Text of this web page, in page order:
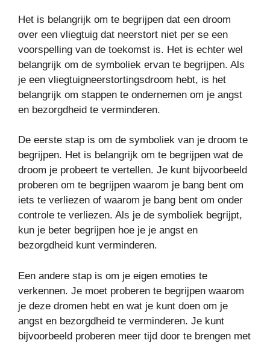
Het is belangrijk om te begrijpen dat een droom
over een vliegtuig dat neerstort niet per se een
voorspelling van de toekomst is. Het is echter wel
belangrijk om de symboliek ervan te begrijpen. Als
je een vliegtuigneerstortingsdroom hebt, is het
belangrijk om stappen te ondernemen om je angst
en bezorgdheid te verminderen.
De eerste stap is om de symboliek van je droom te
begrijpen. Het is belangrijk om te begrijpen wat de
droom je probeert te vertellen. Je kunt bijvoorbeeld
proberen om te begrijpen waarom je bang bent om
iets te verliezen of waarom je bang bent om onder
controle te verliezen. Als je de symboliek begrijpt,
kun je beter begrijpen hoe je je angst en
bezorgdheid kunt verminderen.
Een andere stap is om je eigen emoties te
verkennen. Je moet proberen te begrijpen waarom
je deze dromen hebt en wat je kunt doen om je
angst en bezorgdheid te verminderen. Je kunt
bijvoorbeeld proberen meer tijd door te brengen met